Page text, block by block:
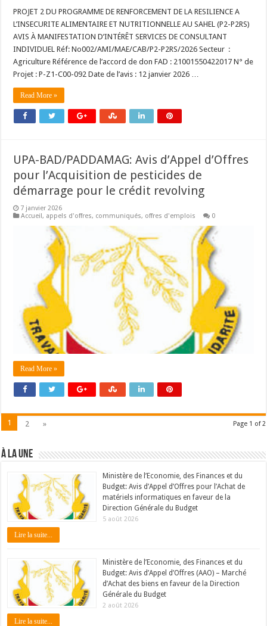
PROJET 2 DU PROGRAMME DE RENFORCEMENT DE LA RESILIENCE A
L’INSECURITE ALIMENTAIRE ET NUTRITIONNELLE AU SAHEL (P2-P2RS)
AVIS À MANIFESTATION D’INTÉRÊT SERVICES DE CONSULTANT
INDIVIDUEL Réf: No002/AMI/MAE/CAB/P2-P2RS/2026 Secteur :
Agriculture Référence de l’accord de don FAD : 21001550422017 N° de
Projet : P-Z1-C00-092 Date de l’avis : 12 janvier 2026 …
Read More »
UPA-BAD/PADDAMAG: Avis d’Appel d’Offres
pour l’Acquisition de pesticides de
démarrage pour le crédit revolving
7 janvier 2026
Accueil, appels d'offres, communiqués, offres d'emplois 0
Read More »
Page 1 of 2
1 2 »
À LA UNE
Ministère de l’Economie, des Finances et du
Budget: Avis d’Appel d’Offres pour l’Achat de
matériels informatiques en faveur de la
Direction Générale du Budget
5 août 2026
Lire la suite...
Ministère de l’Economie, des Finances et du
Budget: Avis d’Appel d’Offres (AAO) – Marché
d’Achat des biens en faveur de la Direction
Générale du Budget
2 août 2026
Lire la suite...